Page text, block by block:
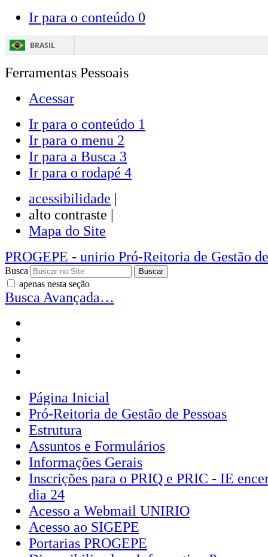
Ir para o conteúdo 0
BRASIL
Ferramentas Pessoais
Acessar
Ir para o conteúdo 1
Ir para o menu 2
Ir para a Busca 3
Ir para o rodapé 4
acessibilidade |
alto contraste |
Mapa do Site
PROGEPE - unirio Pró-Reitoria de Gestão
Busca
apenas nesta seção
Busca Avançada…
Página Inicial
Pró-Reitoria de Gestão de Pessoas
Estrutura
Assuntos e Formulários
Informações Gerais
Inscrições para o PRIQ e PRIC - IE
dia 24
Acesso a Webmail UNIRIO
Acesso ao SIGEPE
Portarias PROGEPE